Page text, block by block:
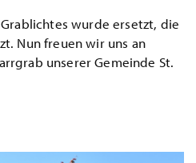
wurde ersetzt, die
Nun freuen wir uns an
unserer Gemeinde St.